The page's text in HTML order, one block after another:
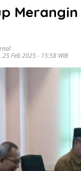
25 Feb 2025 - 15:58 WIB